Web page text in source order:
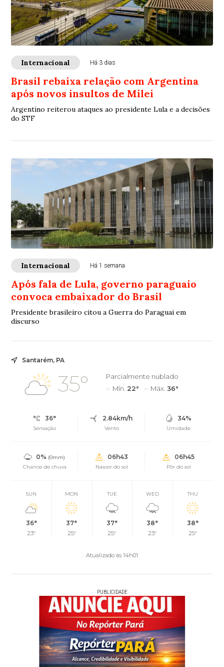
Internacional Há 3 dias
Brasil rebaixa relação com Argentina
após novos insultos de Milei
Argentino reiterou ataques ao presidente Lula e a decisões
do STF
Internacional Há 1 semana
Após fala de Lula, governo paraguaio
convoca embaixador do Brasil
Presidente brasileiro citou a Guerra do Paraguai em
discurso
Santarém, PA
35°
Parcialmente nublado
Mín. 22° Máx. 36°
36°
Sensação
2.84km/h
Vento
34%
Umidade
0% (0mm)
Chance de chuva
06h43
Nascer do sol
06h45
Pôr do sol
SUN
36°
23°
MON
37°
25°
TUE
37°
25°
WED
38°
23°
THU
38°
25°
Atualizado às 14h01
PUBLICIDADE